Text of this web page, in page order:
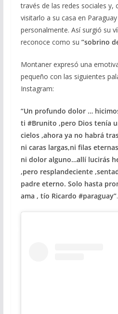
través de las redes sociales y,
visitarlo a su casa en
personalmente. Así surgió su
reconoce como su ”sobrino
Montaner expresó una
pequeño con las siguientes
Instagram:
“Un profundo dolor …
ti #Brunito ,pero Dios tenía
cielos ,ahora ya no habrá
ni caras largas,ni filas
ni dolor alguno…allí lucirás
,pero resplandeciente
padre eterno. Solo hasta
ama , tío Ricardo #paraguay”.